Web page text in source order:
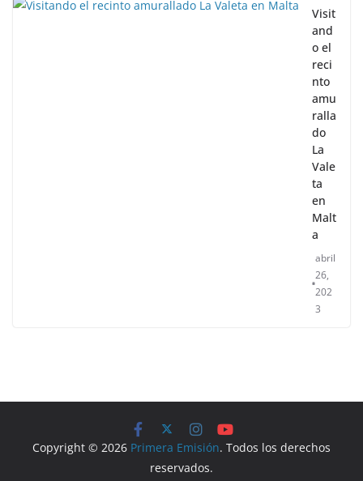
Visit
and
o el
reci
nto
amu
ralla
do
La
Vale
ta
en
Malt
a
abril
26,
202
3
Copyright © 2026 Primera Emisión. Todos los derechos
reservados.